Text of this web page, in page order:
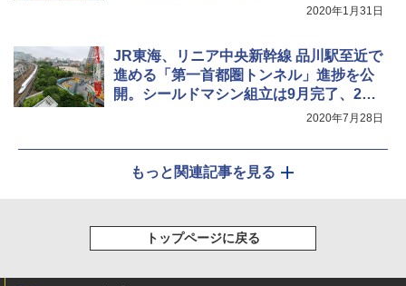
2020年1月31日
JR東海、リニア中央新幹線 品川駅至近で
進める「第一首都圏トンネル」進捗を公
開。シールドマシン組立は9月完了、202
2020年7月28日
もっと関連記事を見る
トップページに戻る